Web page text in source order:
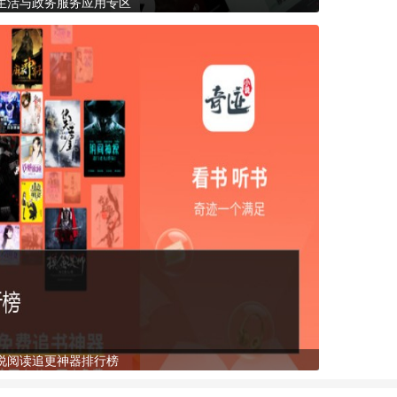
活与政务服务应用专区
阅读追更神器排行榜